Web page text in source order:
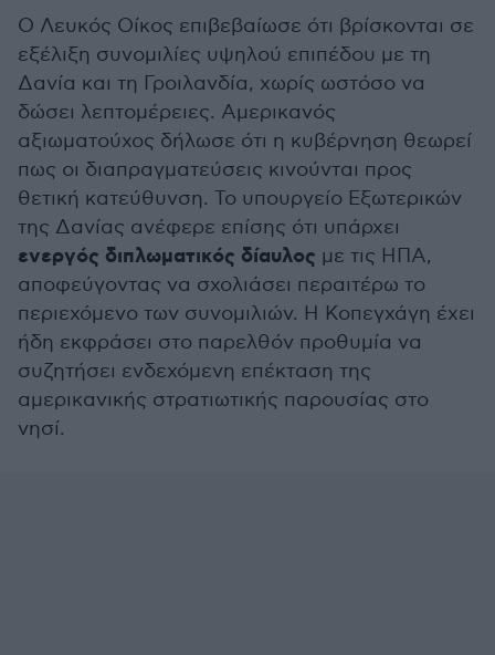
Ο Λευκός Οίκος επιβεβαίωσε ότι βρίσκονται σε
εξέλιξη συνομιλίες υψηλού επιπέδου με τη
Δανία και τη Γροιλανδία, χωρίς ωστόσο να
δώσει λεπτομέρειες. Αμερικανός
αξιωματούχος δήλωσε ότι η κυβέρνηση θεωρεί
πως οι διαπραγματεύσεις κινούνται προς
θετική κατεύθυνση. Το υπουργείο Εξωτερικών
της Δανίας ανέφερε επίσης ότι υπάρχει
ενεργός διπλωματικός δίαυλος με τις ΗΠΑ,
αποφεύγοντας να σχολιάσει περαιτέρω το
περιεχόμενο των συνομιλιών. Η Κοπεγχάγη έχει
ήδη εκφράσει στο παρελθόν προθυμία να
συζητήσει ενδεχόμενη επέκταση της
αμερικανικής στρατιωτικής παρουσίας στο
νησί.